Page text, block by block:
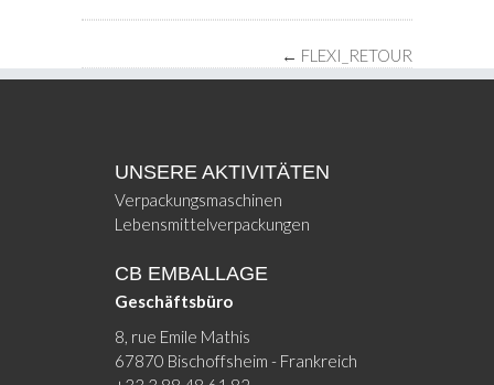
← FLEXI_RETOUR
UNSERE AKTIVITÄTEN
Verpackungsmaschinen
Lebensmittelverpackungen
CB EMBALLAGE
Geschäftsbüro
8, rue Emile Mathis
67870 Bischoffsheim - Frankreich